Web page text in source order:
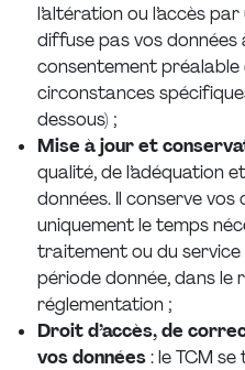
l’altération ou l’accès
diffuse pas vos
consentement préalable
circonstances
dessous) ;
Mise à jour et
qualité, de l’adéquation
données. Il conserve vos
uniquement le temps
traitement ou du
période donnée, dans le
réglementation ;
Droit d’accès, de
vos données: le TCM